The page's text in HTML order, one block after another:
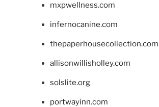
mxpwellness.com
infernocanine.com
thepaperhousecollection.com
allisonwillisholley.com
solslite.org
portwayinn.com